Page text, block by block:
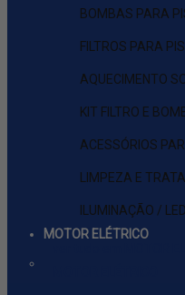
BOMBAS PARA
FILTROS PARA
AQUECIMENTO
KIT FILTRO E
ACESSÓRIOS
LIMPEZA E
ILUMINAÇÃO /
MOTOR ELÉTRICO